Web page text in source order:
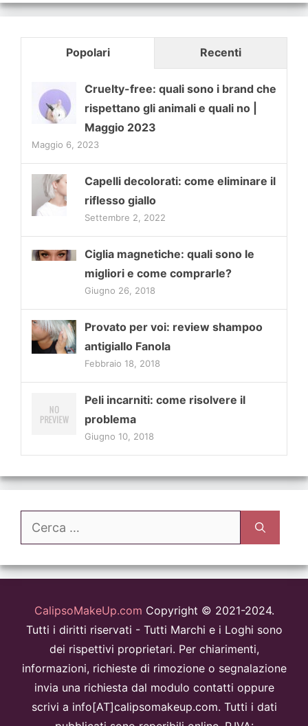
Popolari Recenti
Cruelty-free: quali sono i brand che
rispettano gli animali e quali no |
Maggio 2023
Maggio 6, 2023
Capelli decolorati: come eliminare il
riflesso giallo
Settembre 2, 2022
Ciglia magnetiche: quali sono le
migliori e come comprarle?
Giugno 26, 2018
Provato per voi: review shampoo
antigiallo Fanola
Febbraio 18, 2018
Peli incarniti: come risolvere il
problema
Giugno 10, 2018
Ricerca
CalipsoMakeUp.com Copyright © 2021-2024.
Tutti i diritti riservati - Tutti Marchi e i Loghi sono
dei rispettivi proprietari. Per chiarimenti,
informazioni, richieste di rimozione o segnalazione
invia una richiesta dal modulo contatti oppure
scrivi a info[AT]calipsomakeup.com. Tutti i dati